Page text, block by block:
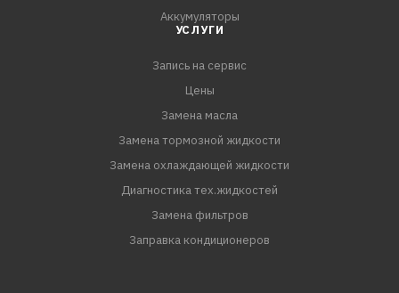
Аккумуляторы
УСЛУГИ
Запись на сервис
Цены
Замена масла
Замена тормозной жидкости
Замена охлаждающей жидкости
Диагностика тех.жидкостей
Замена фильтров
Заправка кондиционеров